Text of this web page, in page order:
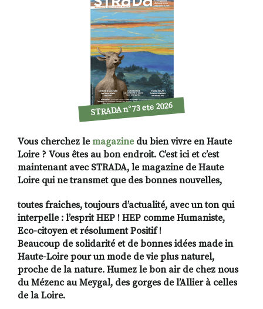
STRADA n°73 ete 2026
Vous cherchez lemagazine du bien vivre en Haute
Loire ? Vous êtes au bon endroit. C’est ici et c’est
maintenant avec STRADA, le magazine de Haute
Loire qui ne transmet que des bonnes nouvelles,
toutes fraiches, toujours d’actualité, avec un ton qui
interpelle : l’esprit HEP ! HEP comme Humaniste,
Eco-citoyen et résolument Positif !
Beaucoup de solidarité et de bonnes idées made in
Haute-Loire pour un mode de vie plus naturel,
proche de la nature. Humez le bon air de chez nous
du Mézenc au Meygal, des gorges de l’Allier à celles
de la Loire.